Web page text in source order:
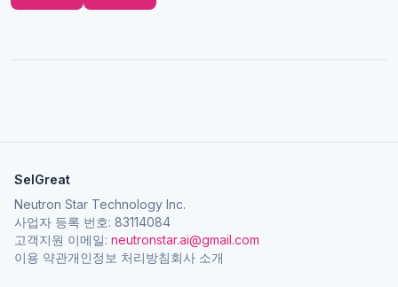
SelGreat
Neutron Star Technology Inc.
사업자 등록 번호: 83114084
고객지원 이메일: neutronstar.ai@gmail.com
이용 약관개인정보 처리방침회사 소개